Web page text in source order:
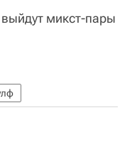
микст-пары